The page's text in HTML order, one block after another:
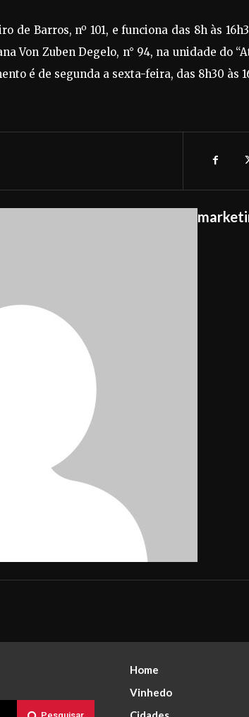
de Barros, nº 101, e funciona das 8h às
Von Zuben Degelo, n° 94, na unidade do
é de segunda a sexta-feira, das 8h30 às
Home
Vinhedo